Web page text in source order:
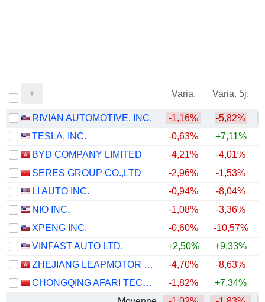
Varia. Varia. 5j.
RIVIAN AUTOMOTIVE, INC. -1,16% -5,82%
TESLA, INC.
-0,63% +7,11%
BYD COMPANY LIMITED
-4,21% -4,01%
SERES GROUP CO.,LTD
-2,96% -1,53%
LI AUTO INC.
-0,94% -8,04%
NIO INC.
-1,08% -3,36%
XPENG INC.
-0,60% -10,57%
VINFAST AUTO LTD.
+2,50% +9,33%
ZHEJIANG LEAPMOTOR TECHNOLOGY CO., LTD.
-4,70% -8,63%
CHONGQING AFARI TECHNOLOGY CO., LTD.
-1,82% +7,34%